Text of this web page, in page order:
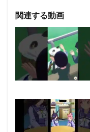
関連する動画